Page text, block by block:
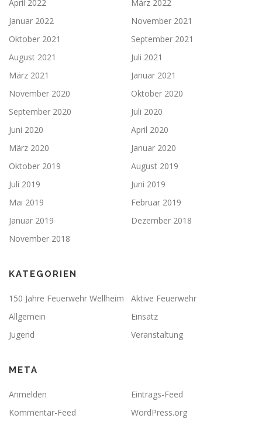
April 2022
März 2022
Januar 2022
November 2021
Oktober 2021
September 2021
August 2021
Juli 2021
März 2021
Januar 2021
November 2020
Oktober 2020
September 2020
Juli 2020
Juni 2020
April 2020
März 2020
Januar 2020
Oktober 2019
August 2019
Juli 2019
Juni 2019
Mai 2019
Februar 2019
Januar 2019
Dezember 2018
November 2018
KATEGORIEN
150 Jahre Feuerwehr Wellheim
Aktive Feuerwehr
Allgemein
Einsatz
Jugend
Veranstaltung
META
Anmelden
Eintrags-Feed
Kommentar-Feed
WordPress.org